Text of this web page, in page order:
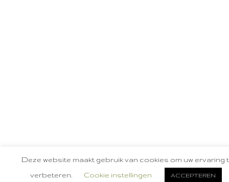
Deze website maakt gebruik van cookies om uw ervaring
verbeteren. Cookie instellingen ACCEPTEREN